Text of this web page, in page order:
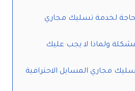
لخدمة تسليك مجاري
ولماذا لا يجب عليك
مجاري المسايل الاحترافية